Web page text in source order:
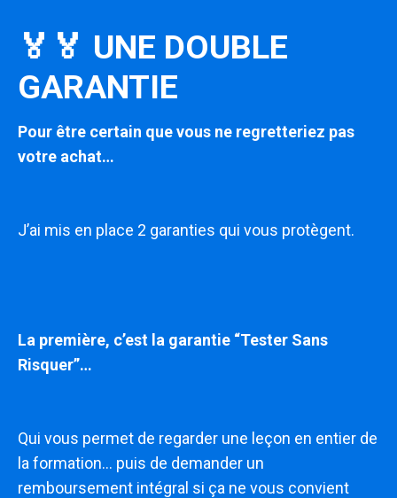
🏅🏅 UNE DOUBLE
GARANTIE
Pour être certain que vous ne regretteriez pas
votre achat…
J’ai mis en place 2 garanties qui vous protègent.
La première, c’est la garantie “Tester Sans
Risquer”…
Qui vous permet de regarder une leçon en entier de
la formation… puis de demander un
remboursement intégral si ça ne vous convient